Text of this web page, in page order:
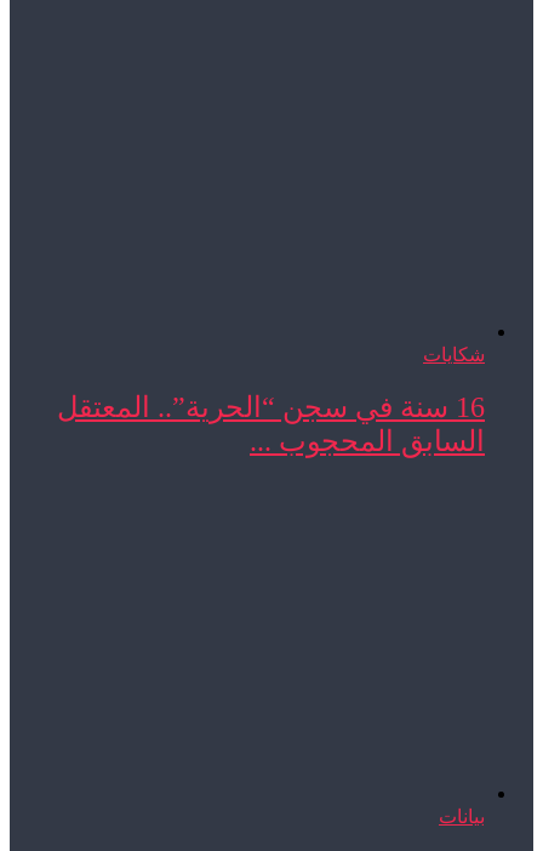
شكايات
16 سنة في سجن “الحرية”.. المعتقل
السابق المحجوب ...
بيانات